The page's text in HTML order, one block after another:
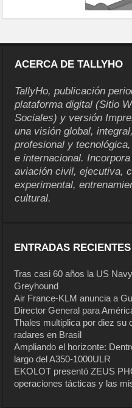
ACERCA DE TALLYHO
TallyHo, publicación
plataforma digital (Sitio
Sociales) y versión
una visión global,
profesional y
e internacional.
aviación civil, ejecutiva,
experimental,
cultural.
ENTRADAS RECIENTES
Tras casi 60 años la US
Greyhound
Air France-KLM anuncia a
Director General para
Thales multiplica por diez su
radares en Brasil
Ampliando el horizonte:
largo del A350-1000ULR
EKOLOT presentó ZEUS
operaciones tácticas y las